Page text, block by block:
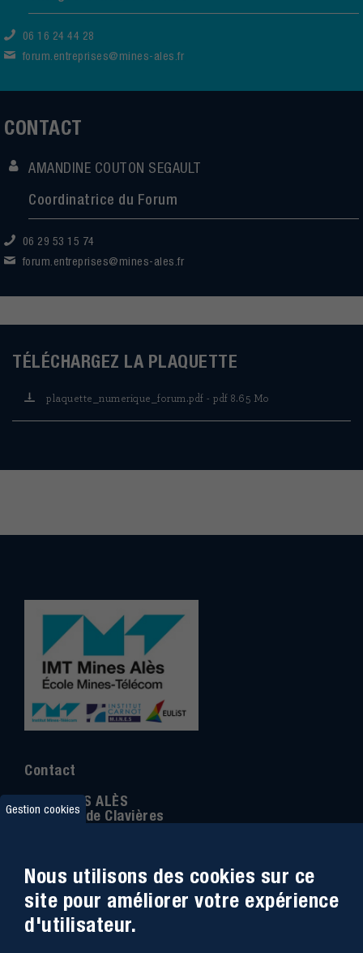
06 16 24 44 28
forum.entreprises@mines-ales.fr
CONTACT
AMANDINE COUTON SEGAULT
Coordinatrice du Forum
06 29 53 15 74
forum.entreprises@mines-ales.fr
TÉLÉCHARGEZ LA PLAQUETTE
plaquette_numerique_forum.pdf - pdf 8.65 Mo
Contact
IMT MINES ALÈS
6 Avenue de Clavières
Téléphone
04 66 78 50 00
Coordonnée GPS:44.13312 - 4.08836
Gestion cookies
Nous utilisons des cookies sur ce
site pour améliorer votre expérience
d'utilisateur.